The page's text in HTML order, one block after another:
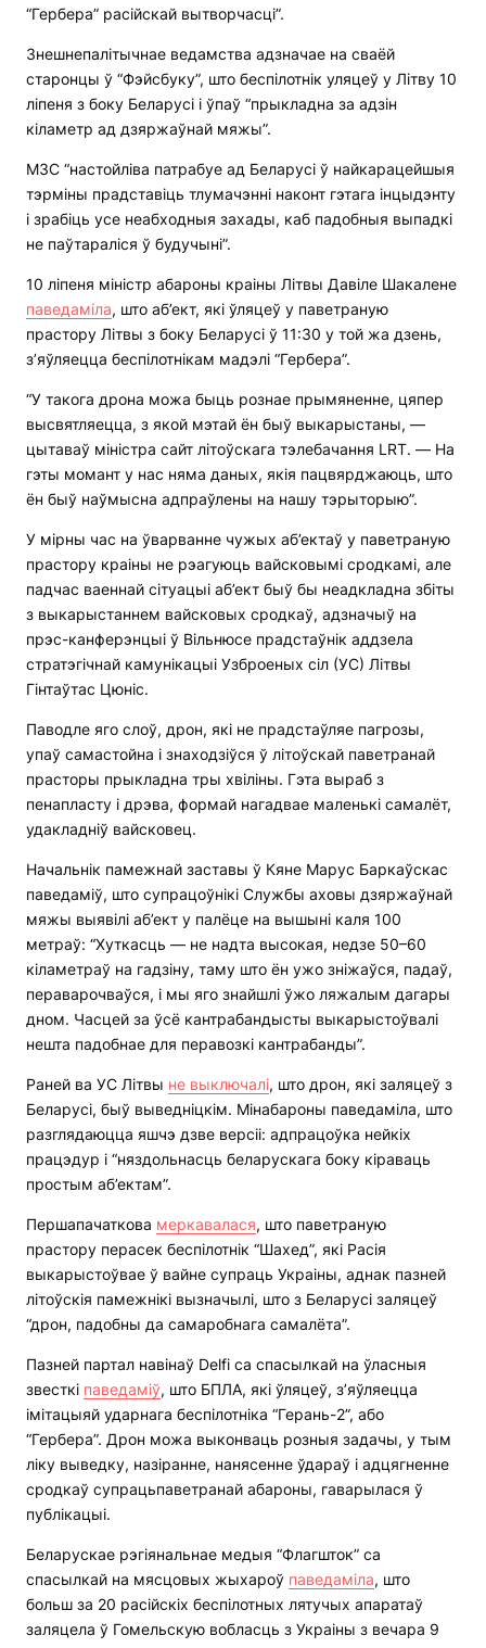
“Гербера” расійскай вытворчасці”.
Знешнепалітычнае ведамства адзначае на сваёй
старонцы ў “Фэйсбуку”, што беспілотнік уляцеў у Літву 10
ліпеня з боку Беларусі і ўпаў “прыкладна за адзін
кіламетр ад дзяржаўнай мяжы”.
МЗС “настойліва патрабуе ад Беларусі ў найкарацейшыя
тэрміны прадставіць тлумачэнні наконт гэтага інцыдэнту
і зрабіць усе неабходныя захады, каб падобныя выпадкі
не паўтараліся ў будучыні”.
10 ліпеня міністр абароны краіны Літвы Давіле Шакалене
паведаміла, што аб’ект, які ўляцеў у паветраную
прастору Літвы з боку Беларусі ў 11:30 у той жа дзень,
з’яўляецца беспілотнікам мадэлі “Гербера”.
“У такога дрона можа быць рознае прымяненне, цяпер
высвятляецца, з якой мэтай ён быў выкарыстаны, —
цытаваў міністра сайт літоўскага тэлебачання LRT. — На
гэты момант у нас няма даных, якія пацвярджаюць, што
ён быў наўмысна адпраўлены на нашу тэрыторыю”.
У мірны час на ўварванне чужых аб’ектаў у паветраную
прастору краіны не рэагуюць вайсковымі сродкамі, але
падчас ваеннай сітуацыі аб’ект быў бы неадкладна збіты
з выкарыстаннем вайсковых сродкаў, адзначыў на
прэс-канферэнцыі ў Вільнюсе прадстаўнік аддзела
стратэгічнай камунікацыі Узброеных сіл (УС) Літвы
Гінтаўтас Цюніс.
Паводле яго слоў, дрон, які не прадстаўляе пагрозы,
упаў самастойна і знаходзіўся ў літоўскай паветранай
прасторы прыкладна тры хвіліны. Гэта выраб з
пенапласту і дрэва, формай нагадвае маленькі самалёт,
удакладніў вайсковец.
Начальнік памежнай заставы ў Кяне Марус Баркаўскас
паведаміў, што супрацоўнікі Службы аховы дзяржаўнай
мяжы выявілі аб’ект у палёце на вышыні каля 100
метраў: “Хуткасць — не надта высокая, недзе 50–60
кіламетраў на гадзіну, таму што ён ужо зніжаўся, падаў,
пераварочваўся, і мы яго знайшлі ўжо ляжалым дагары
дном. Часцей за ўсё кантрабандысты выкарыстоўвалі
нешта падобнае для перавозкі кантрабанды”.
Раней ва УС Літвы не выключалі, што дрон, які заляцеў з
Беларусі, быў выведніцкім. Мінабароны паведаміла, што
разглядаюцца яшчэ дзве версіі: адпрацоўка нейкіх
працэдур і “няздольнасць беларускага боку кіраваць
простым аб’ектам”.
Першапачаткова меркавалася, што паветраную
прастору перасек беспілотнік “Шахед”, які Расія
выкарыстоўвае ў вайне супраць Украіны, аднак пазней
літоўскія памежнікі вызначылі, што з Беларусі заляцеў
“дрон, падобны да самаробнага самалёта”.
Пазней партал навінаў Delfi са спасылкай на ўласныя
звесткі паведаміў, што БПЛА, які ўляцеў, з’яўляецца
імітацыяй ударнага беспілотніка “Герань-2”, або
“Гербера”. Дрон можа выконваць розныя задачы, у тым
ліку выведку, назіранне, нанясенне ўдараў і адцягненне
сродкаў супрацьпаветранай абароны, гаварылася ў
публікацыі.
Беларускае рэгіянальнае медыя “Флагшток” са
спасылкай на мясцовых жыхароў паведаміла, што
больш за 20 расійскіх беспілотных лятучых апаратаў
заляцела ў Гомельскую вобласць з Украіны з вечара 9